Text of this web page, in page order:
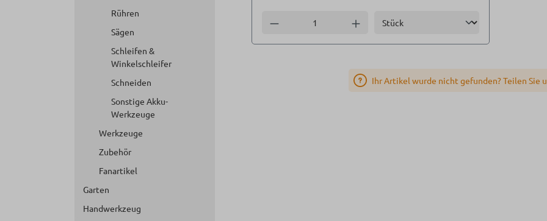
Rühren
Sägen
Schleifen &
Winkelschleifer
Schneiden
Sonstige Akku-
Werkzeuge
Werkzeuge
Zubehör
Fanartikel
Garten
Handwerkzeug
Anzahl verringern Anzahl erhöhen
Ihr Artikel wurde nicht gefunden? Teilen Sie